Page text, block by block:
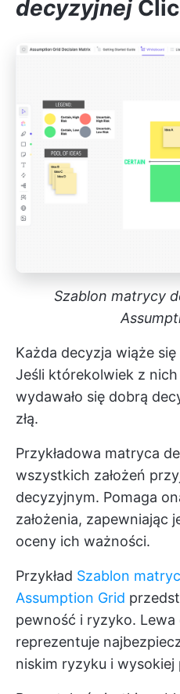
decyzyjnej
Szablon matrycy
Każda decyzja wiąże
Jeśli którekolwiek z nich
wydawało się dobrą
złą.
Przykładowa matryca
wszystkich założeń
decyzyjnym. Pomaga
założenia, zapewniając
oceny ich ważności.
Przykład Szablon
Assumption Grid
pewność i ryzyko. Lewa
reprezentuje
niskim ryzyku i wysokiej